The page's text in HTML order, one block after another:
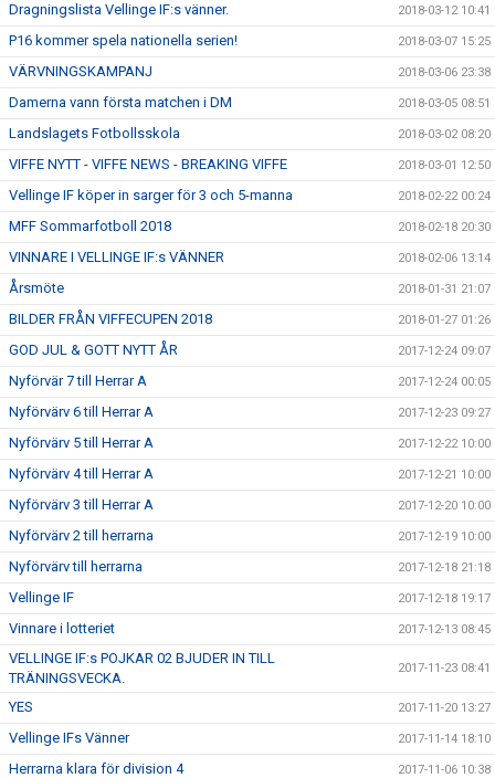
Dragningslista Vellinge IF:s vänner. 2018-03-12 10:41
P16 kommer spela nationella serien! 2018-03-07 15:25
VÄRVNINGSKAMPANJ 2018-03-06 23:38
Damerna vann första matchen i DM 2018-03-05 08:51
Landslagets Fotbollsskola 2018-03-02 08:20
VIFFE NYTT - VIFFE NEWS - BREAKING VIFFE 2018-03-01 12:50
Vellinge IF köper in sarger för 3 och 5-manna 2018-02-22 00:24
MFF Sommarfotboll 2018 2018-02-18 20:30
VINNARE I VELLINGE IF:s VÄNNER 2018-02-06 13:14
Årsmöte 2018-01-31 21:07
BILDER FRÅN VIFFECUPEN 2018 2018-01-27 01:26
GOD JUL & GOTT NYTT ÅR 2017-12-24 09:07
Nyförvär 7 till Herrar A 2017-12-24 00:05
Nyförvärv 6 till Herrar A 2017-12-23 09:27
Nyförvärv 5 till Herrar A 2017-12-22 10:00
Nyförvärv 4 till Herrar A 2017-12-21 10:00
Nyförvärv 3 till Herrar A 2017-12-20 10:00
Nyförvärv 2 till herrarna 2017-12-19 10:00
Nyförvärv till herrarna 2017-12-18 21:18
Vellinge IF 2017-12-18 19:17
Vinnare i lotteriet 2017-12-13 08:45
VELLINGE IF:s POJKAR 02 BJUDER IN TILL
TRÄNINGSVECKA.
2017-11-23 08:41
YES 2017-11-20 13:27
Vellinge IFs Vänner 2017-11-14 18:10
Herrarna klara för division 4 2017-11-06 10:38